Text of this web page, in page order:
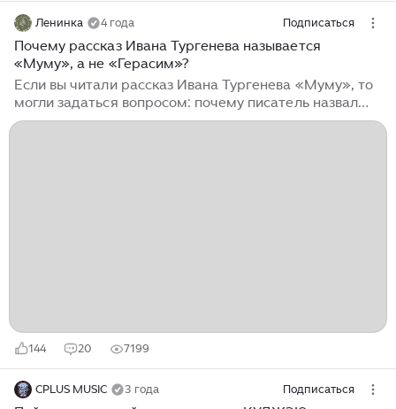
Ленинка 4 года Подписаться
Почему рассказ Ивана Тургенева называется
«Муму», а не «Герасим»?
Если вы читали рассказ Ивана Тургенева «Муму», то
могли задаться вопросом: почему писатель назвал
произведение именно так, ведь главного героя
144 20 7199
CPLUS MUSIC 3 года Подписаться